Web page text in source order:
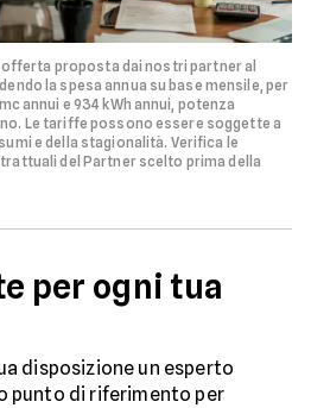
proposta dai nostri partner al
la spesa annua su base mensile, per
annui e 934 kWh annui, potenza
Le tariffe possono essere soggette a
e della stagionalità. Verifica le
del Partner scelto prima della
per ogni tua
disposizione un esperto
punto di riferimento per